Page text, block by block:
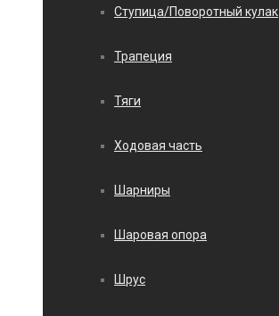
Ступица/Поворотный кулак
Трапеция
Тяги
Ходовая часть
Шарниры
Шаровая опора
Шрус